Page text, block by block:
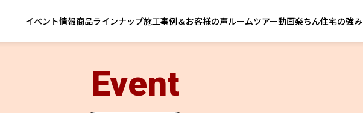
イベント情報商品ラインナップ施工事例＆お客様の声ルームツアー動画楽ちん住宅の強み
Event